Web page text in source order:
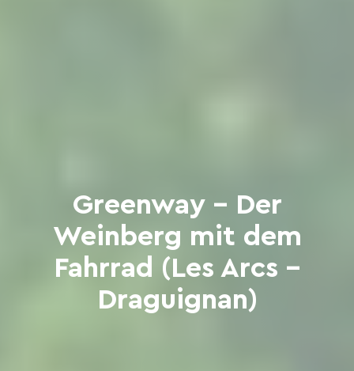
Greenway – Der
Weinberg mit dem
Fahrrad (Les Arcs –
Draguignan)